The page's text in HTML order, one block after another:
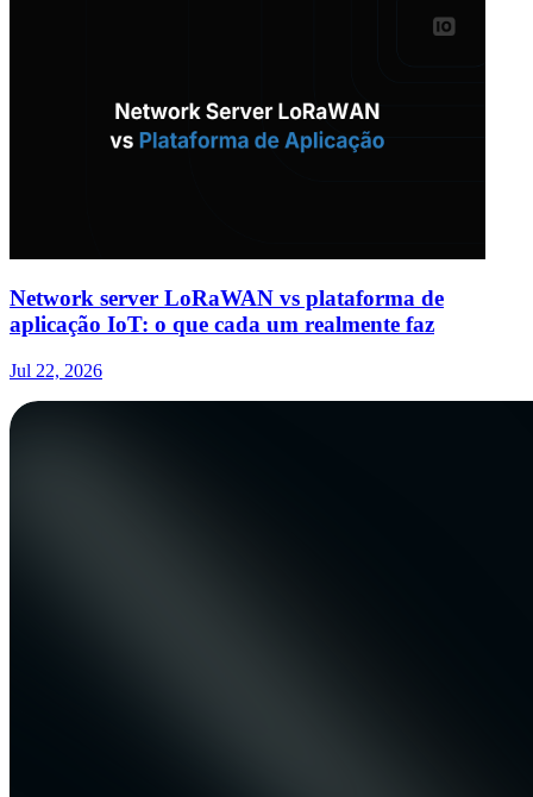
Network server LoRaWAN vs plataforma de
aplicação IoT: o que cada um realmente faz
Jul 22, 2026